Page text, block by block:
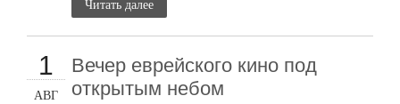
Читать далее
1
АВГ
Вечер еврейского кино под
открытым небом